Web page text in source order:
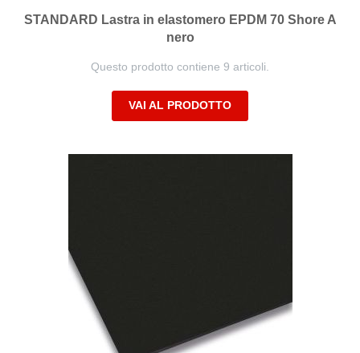
STANDARD Lastra in elastomero EPDM 70 Shore A
nero
Questo prodotto contiene 9 articoli.
VAI AL PRODOTTO